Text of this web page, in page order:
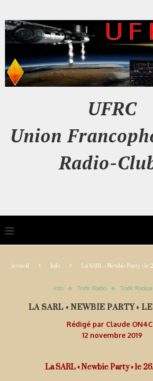
UFRC
Union
Radio-
Accueil Info La SARL « Newbie Party » le
Info Trafic Radio Trafic
LA SARL « NEWBIE PARTY »
Rédigé par Claude
12 novembre 2019
La SARL « Newbie Party » le